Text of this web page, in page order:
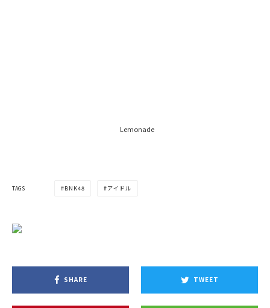
Lemonade
Lemonade
TAGS BNK48 アイドル
SHARE TWEET